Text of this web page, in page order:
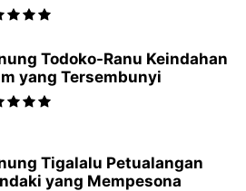
Todoko-Ranu Keindahan
yang Tersembunyi
Tigalalu Petualangan
yang Mempesona